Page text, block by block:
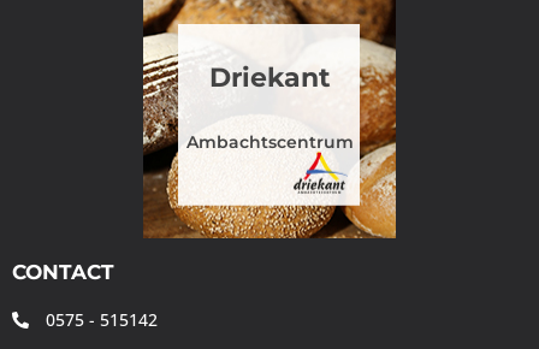
Driekant
Ambachtscentrum
CONTACT
0575 - 515142